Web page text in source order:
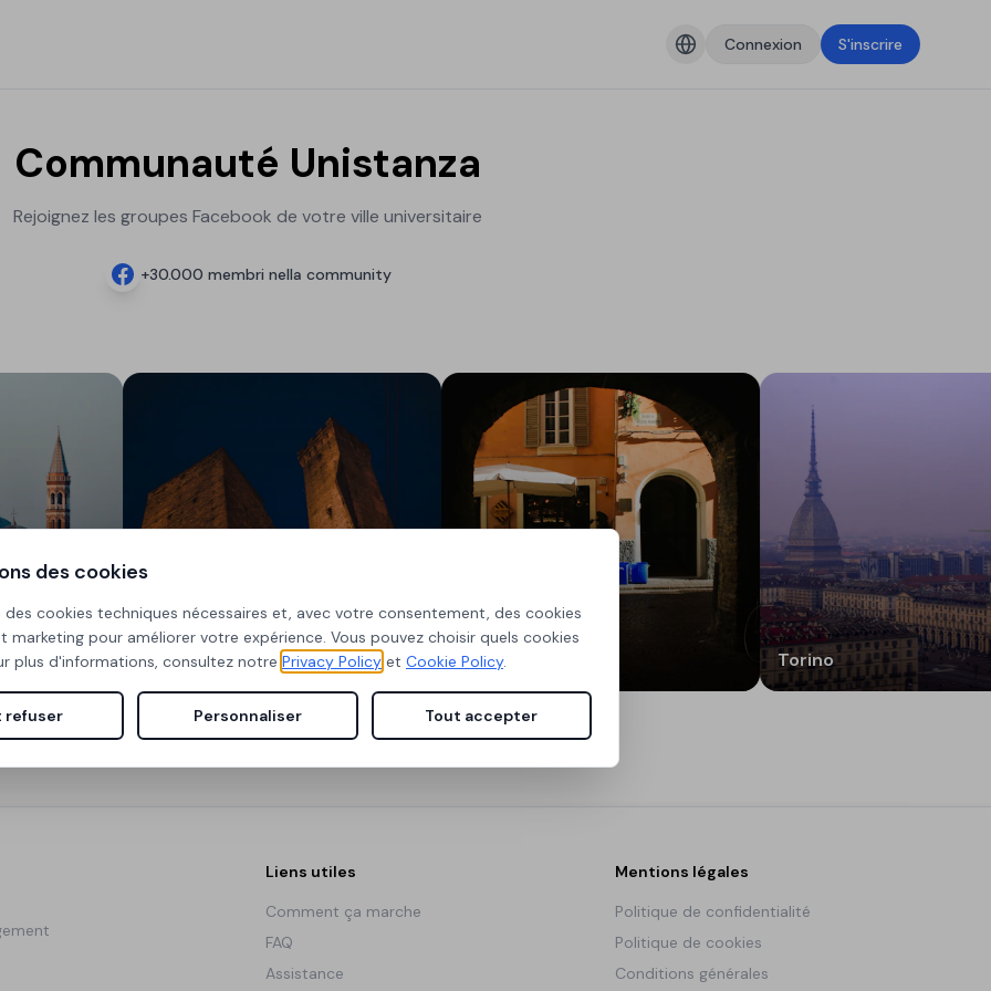
Connexion S'inscrire
Communauté Unistanza
Rejoignez les groupes Facebook de votre ville universitaire
+30.000 membri nella community
Bologna Parma Torino
Liens utiles
Comment ça marche
FAQ
Assistance
Mentions légales
Politique de confidentialité
Politique de cookies
Conditions générales
des cookies
des cookies techniques nécessaires et, avec votre consentement, des cookies
marketing pour améliorer votre expérience. Vous pouvez choisir quels cookies
plus d'informations, consultez notre Privacy Policy et Cookie Policy.
refuser Personnaliser Tout accepter